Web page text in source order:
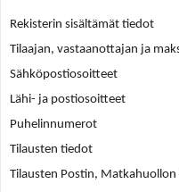
Rekisterin sisältämät tiedot
Tilaajan, vastaanottajan ja
Sähköpostiosoitteet
Lähi- ja postiosoitteet
Puhelinnumerot
Tilausten tiedot
Tilausten Postin, Matkahuollon